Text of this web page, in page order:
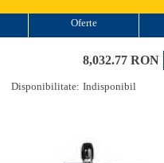
Oferte
8,032.77 RON
Disponibilitate: Indisponibil